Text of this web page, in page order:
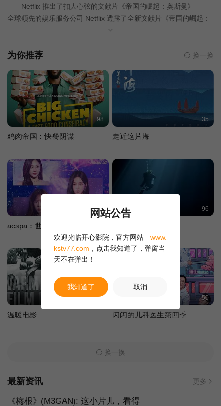
Netflix 推出了扣人心弦的文献片《帝国的崛起：奥斯曼》
全球领先的娱乐服务公司 Netflix 透露了全新文献片《帝国的崛起：
奥斯曼》的首批细节。此剧集由杰姆·伊伊特·乌聚莫格卢、塞利姆·
等土耳其知名演员担任主演，将于 2020 年 1 月 24 日在 Netflix 上
nt 共同出品，还邀请了教授兼博士 A·M·杰拉尔·森戈尔和埃姆拉赫·
萨法·居尔坎博士等备受赞誉的历史学家加盟。《帝国的崛起：奥斯
曼》在伊斯坦布尔的多个地区取景拍摄，由埃姆雷·萨欣担任导演，
共有 6 集。
为你推荐 换一换
98
鸡肉帝国：快餐阴谋
35
走近这片海
125
aespa：世界巡回演唱会电影
96
92
温暖电影
50
闪闪的儿科医生第四季
换一换
最新资讯 更多
《梅根》(M3GAN): 这小片儿，看得
网站公告
欢迎光临开心影院，官方网站： www.
kstv77.com ，点击我知道了，弹窗当
天不在弹出！
我知道了 取消